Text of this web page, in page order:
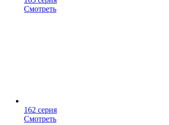
Смотреть
162 серия
Смотреть